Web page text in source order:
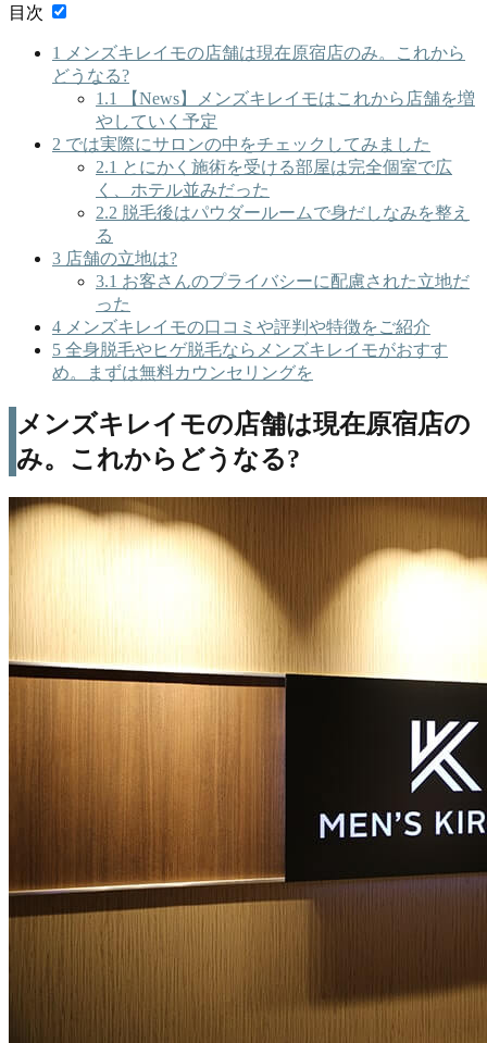
目次
1
メンズキレイモの店舗は現在原宿店のみ。これから
どうなる?
1.1
【News】メンズキレイモはこれから店舗を増
やしていく予定
2 では実際にサロンの中をチェックしてみました
2.1 とにかく施術を受ける部屋は完全個室で広
く、ホテル並みだった
2.2 脱毛後はパウダールームで身だしなみを整え
る
3 店舗の立地は?
3.1 お客さんのプライバシーに配慮された立地だ
った
4 メンズキレイモの口コミや評判や特徴をご紹介
5 全身脱毛やヒゲ脱毛ならメンズキレイモがおすす
め。まずは無料カウンセリングを
メンズキレイモの店舗は現在原宿店の
み。これからどうなる?